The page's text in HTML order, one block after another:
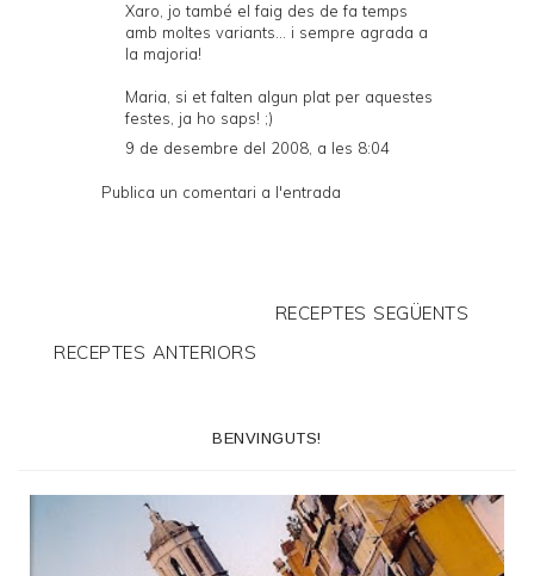
Xaro, jo també el faig des de fa temps
amb moltes variants... i sempre agrada a
la majoria!
Maria, si et falten algun plat per aquestes
festes, ja ho saps! ;)
9 de desembre del 2008, a les 8:04
Publica un comentari a l'entrada
RECEPTES SEGÜENTS
RECEPTES ANTERIORS
BENVINGUTS!